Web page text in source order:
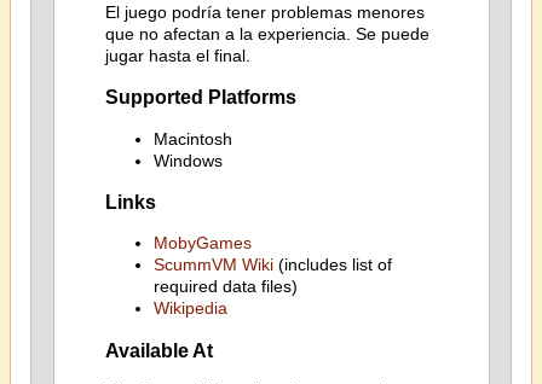
El juego podría tener problemas menores
que no afectan a la experiencia. Se puede
jugar hasta el final.
Supported Platforms
Macintosh
Windows
Links
MobyGames
ScummVM Wiki(includes list of
required data files)
Wikipedia
Available At